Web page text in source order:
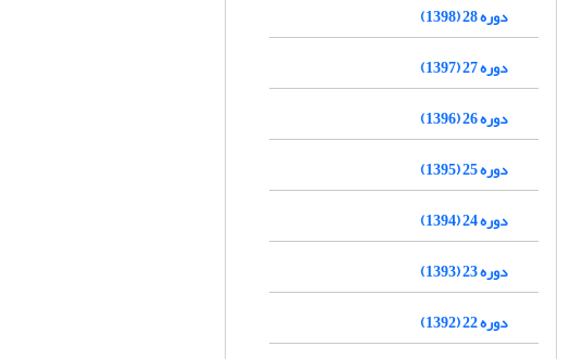
دوره 28 (1398)
دوره 27 (1397)
دوره 26 (1396)
دوره 25 (1395)
دوره 24 (1394)
دوره 23 (1393)
دوره 22 (1392)